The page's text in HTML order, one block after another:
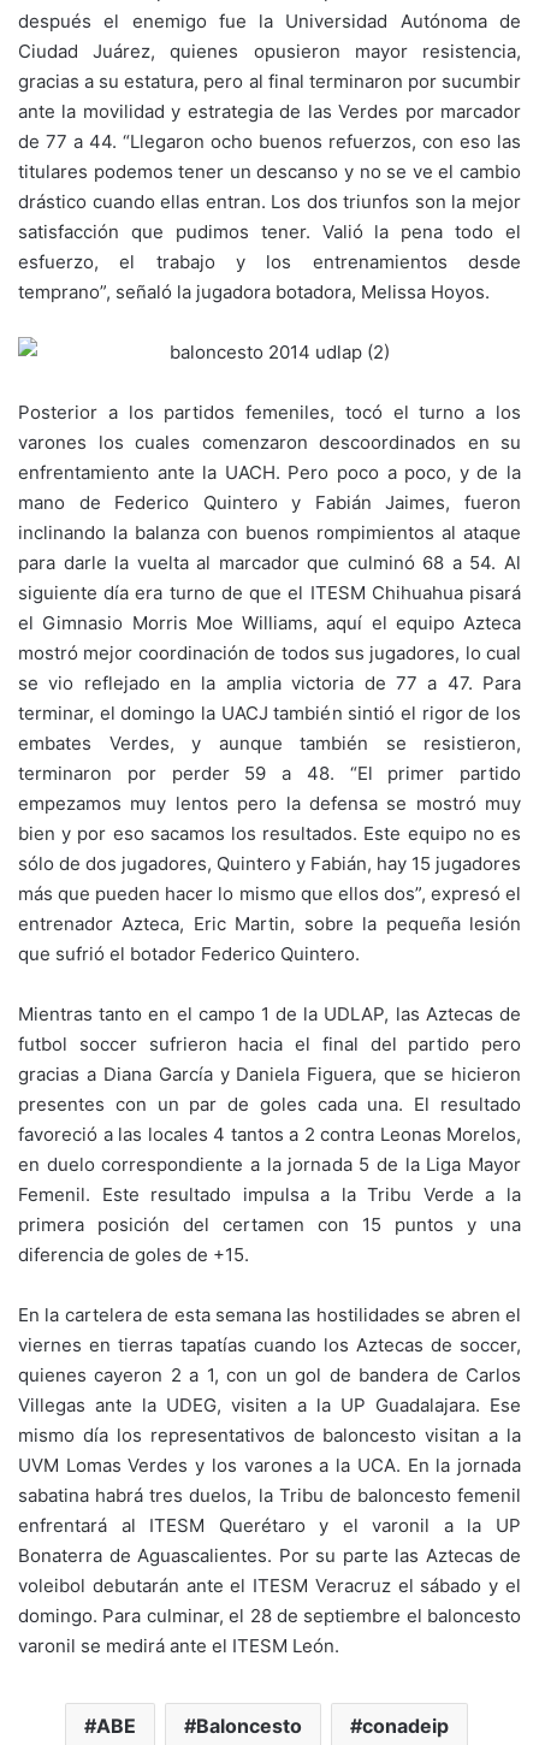
después el enemigo fue la Universidad Autónoma de
Ciudad Juárez, quienes opusieron mayor resistencia,
gracias a su estatura, pero al final terminaron por sucumbir
ante la movilidad y estrategia de las Verdes por marcador
de 77 a 44. “Llegaron ocho buenos refuerzos, con eso las
titulares podemos tener un descanso y no se ve el cambio
drástico cuando ellas entran. Los dos triunfos son la mejor
satisfacción que pudimos tener. Valió la pena todo el
esfuerzo, el trabajo y los entrenamientos desde
temprano”, señaló la jugadora botadora, Melissa Hoyos.
Posterior a los partidos femeniles, tocó el turno a los
varones los cuales comenzaron descoordinados en su
enfrentamiento ante la UACH. Pero poco a poco, y de la
mano de Federico Quintero y Fabián Jaimes, fueron
inclinando la balanza con buenos rompimientos al ataque
para darle la vuelta al marcador que culminó 68 a 54. Al
siguiente día era turno de que el ITESM Chihuahua pisará
el Gimnasio Morris Moe Williams, aquí el equipo Azteca
mostró mejor coordinación de todos sus jugadores, lo cual
se vio reflejado en la amplia victoria de 77 a 47. Para
terminar, el domingo la UACJ también sintió el rigor de los
embates Verdes, y aunque también se resistieron,
terminaron por perder 59 a 48. “El primer partido
empezamos muy lentos pero la defensa se mostró muy
bien y por eso sacamos los resultados. Este equipo no es
sólo de dos jugadores, Quintero y Fabián, hay 15 jugadores
más que pueden hacer lo mismo que ellos dos”, expresó el
entrenador Azteca, Eric Martin, sobre la pequeña lesión
que sufrió el botador Federico Quintero.
Mientras tanto en el campo 1 de la UDLAP, las Aztecas de
futbol soccer sufrieron hacia el final del partido pero
gracias a Diana García y Daniela Figuera, que se hicieron
presentes con un par de goles cada una. El resultado
favoreció a las locales 4 tantos a 2 contra Leonas Morelos,
en duelo correspondiente a la jornada 5 de la Liga Mayor
Femenil. Este resultado impulsa a la Tribu Verde a la
primera posición del certamen con 15 puntos y una
diferencia de goles de +15.
En la cartelera de esta semana las hostilidades se abren el
viernes en tierras tapatías cuando los Aztecas de soccer,
quienes cayeron 2 a 1, con un gol de bandera de Carlos
Villegas ante la UDEG, visiten a la UP Guadalajara. Ese
mismo día los representativos de baloncesto visitan a la
UVM Lomas Verdes y los varones a la UCA. En la jornada
sabatina habrá tres duelos, la Tribu de baloncesto femenil
enfrentará al ITESM Querétaro y el varonil a la UP
Bonaterra de Aguascalientes. Por su parte las Aztecas de
voleibol debutarán ante el ITESM Veracruz el sábado y el
domingo. Para culminar, el 28 de septiembre el baloncesto
varonil se medirá ante el ITESM León.
ABE Baloncesto conadeip